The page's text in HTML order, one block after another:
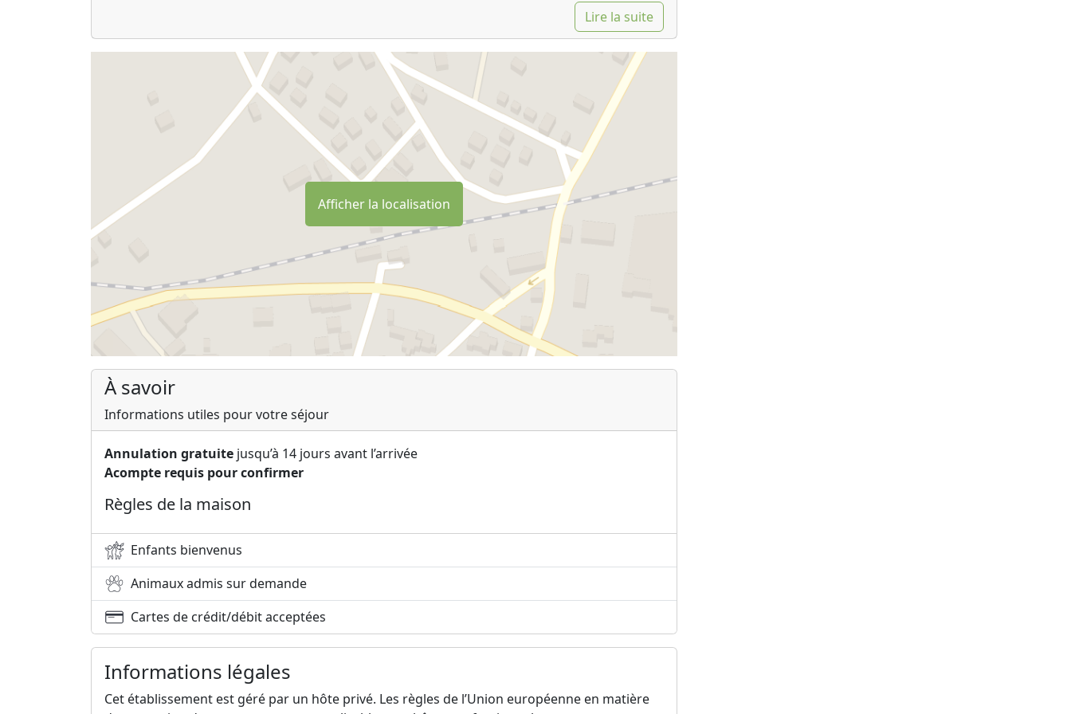
Lire la suite
Afficher la localisation
À savoir
Informations utiles pour votre séjour
Annulation gratuite jusqu’à 14 jours avant l’arrivée
Acompte requis pour confirmer
Règles de la maison
Enfants bienvenus
Animaux admis sur demande
Cartes de crédit/débit acceptées
Informations légales
Cet établissement est géré par un hôte privé. Les règles de l’Union européenne en matière